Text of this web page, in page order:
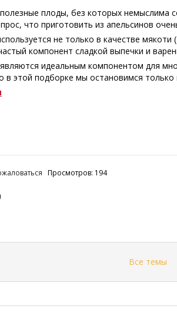
плоды, без которых немыслима
что приготовить из апельсинов
не только в качестве
компонент сладкой выпечки и
идеальным компонентом для
в этой подборке мы остановимся только
Просмотров: 194
Все темы